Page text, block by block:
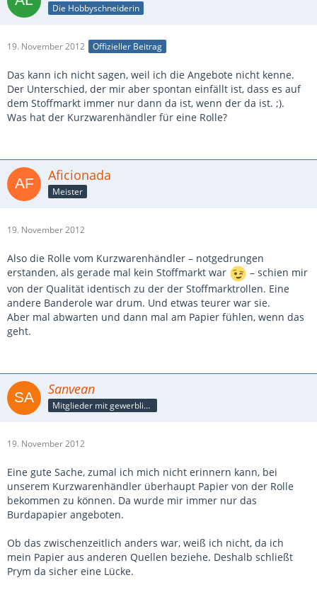
Die Hobbyschneiderin
19. November 2012 Offizieller Beitrag
Das kann ich nicht sagen, weil ich die Angebote nicht kenne.
Der Unterschied, der mir aber spontan einfällt ist, dass es auf
dem Stoffmarkt immer nur dann da ist, wenn der da ist. ;).
Was hat der Kurzwarenhändler für eine Rolle?
Aficionada
Meister
19. November 2012
Also die Rolle vom Kurzwarenhändler – notgedrungen
erstanden, als gerade mal kein Stoffmarkt war
– schien mir
von der Qualität identisch zu der der Stoffmarktrollen. Eine
andere Banderole war drum. Und etwas teurer war sie.
Aber mal abwarten und dann mal am Papier fühlen, wenn das
geht.
Sanvean
Mitglieder mit gewerblicher Verbindung, auch als Mitarbeiter/in
19. November 2012
Eine gute Sache, zumal ich mich nicht erinnern kann, bei
unserem Kurzwarenhändler überhaupt Papier von der Rolle
bekommen zu können. Da wurde mir immer nur das
Burdapapier angeboten.
Ob das zwischenzeitlich anders war, weiß ich nicht, da ich
mein Papier aus anderen Quellen beziehe. Deshalb schließt
Prym da sicher eine Lücke.